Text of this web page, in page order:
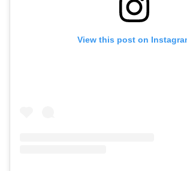
View this post on